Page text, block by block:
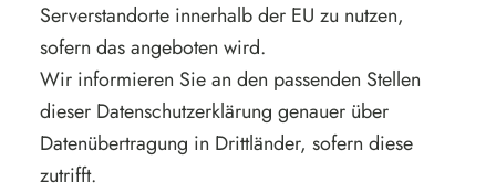
Serverstandorte innerhalb der EU zu nutzen,
sofern das angeboten wird.
Wir informieren Sie an den passenden Stellen
dieser Datenschutzerklärung genauer über
Datenübertragung in Drittländer, sofern diese
zutrifft.